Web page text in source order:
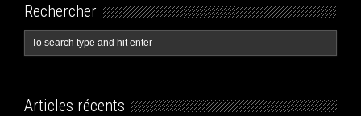
Rechercher
Articles récents